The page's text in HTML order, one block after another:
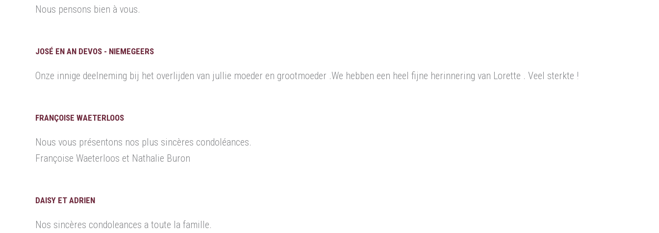
Nous pensons bien à vous.
JOSÉ EN AN DEVOS - NIEMEGEERS
Onze innige deelneming bij het overlijden van jullie moeder en grootmoeder .We hebben een heel fijne herinnering van Lorette . Veel sterkte !
FRANÇOISE WAETERLOOS
Nous vous présentons nos plus sincères condoléances.
Françoise Waeterloos et Nathalie Buron
DAISY ET ADRIEN
Nos sincères condoleances a toute la famille.